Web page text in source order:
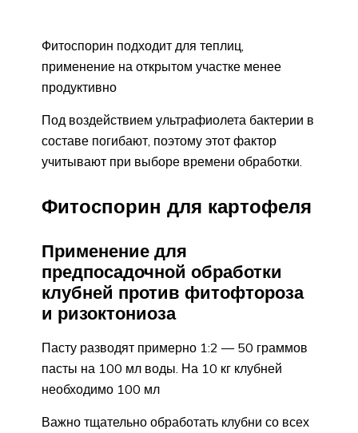
Фитоспорин подходит для теплиц,
применение на открытом участке менее
продуктивно
Под воздействием ультрафиолета бактерии в
составе погибают, поэтому этот фактор
учитывают при выборе времени обработки.
Фитоспорин для картофеля
Применение для
предпосадочной обработки
клубней против фитофтороза
и ризоктониоза
Пасту разводят примерно 1:2 — 50 граммов
пасты на 100 мл воды. На 10 кг клубней
необходимо 100 мл
Важно тщательно обработать клубни со всех